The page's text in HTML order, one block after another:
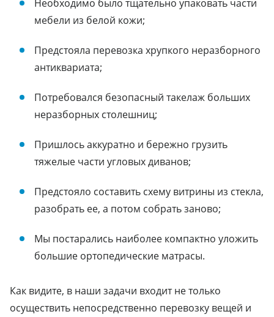
Необходимо было тщательно упаковать части
мебели из белой кожи;
Предстояла перевозка хрупкого неразборного
антиквариата;
Потребовался безопасный такелаж больших
неразборных столешниц;
Пришлось аккуратно и бережно грузить
тяжелые части угловых диванов;
Предстояло составить схему витрины из стекла,
разобрать ее, а потом собрать заново;
Мы постарались наиболее компактно уложить
большие ортопедические матрасы.
Как видите, в наши задачи входит не только
осуществить непосредственно перевозку вещей и